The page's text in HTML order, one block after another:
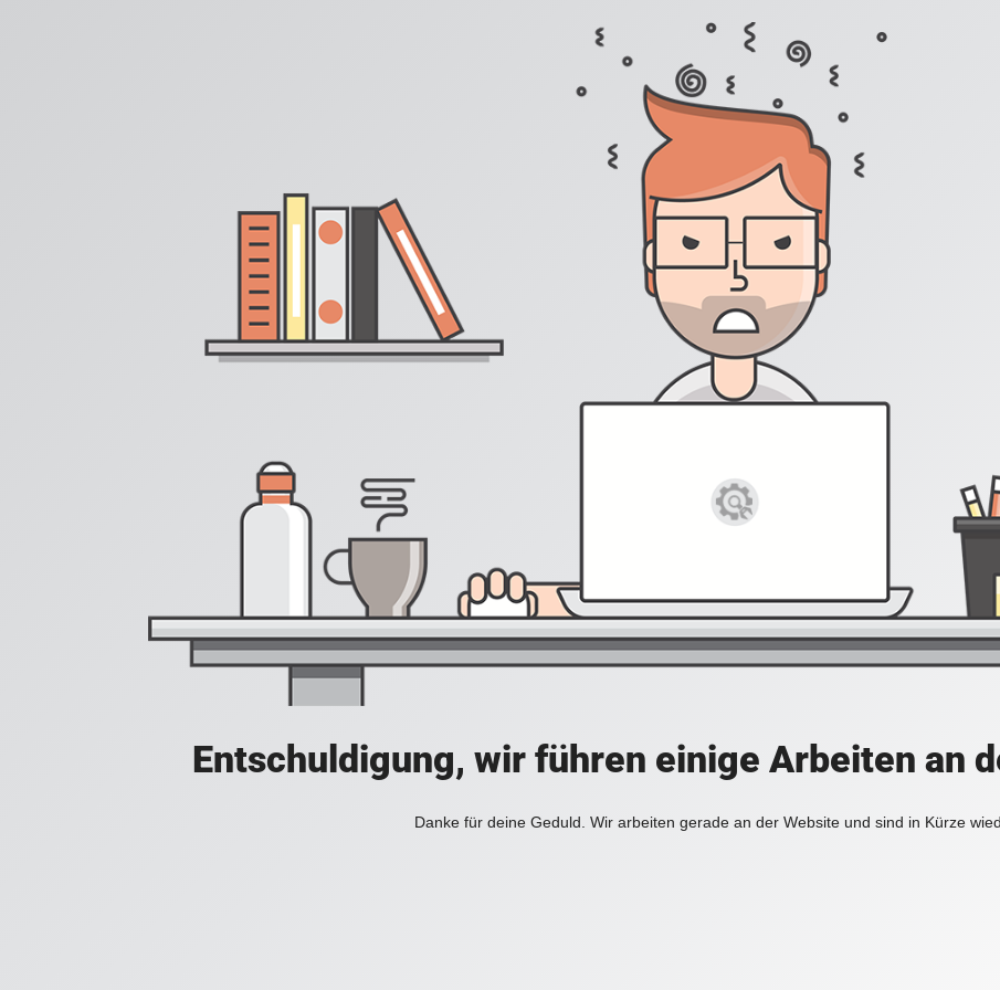
Entschuldigung, wir führen einige Arbeiten an
Danke für deine Geduld. Wir arbeiten gerade an der Website und sind in Kürze